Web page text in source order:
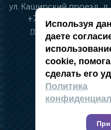
ул. Каширский проезд, д.
+7 (495) 134-41-83
moskva@vincci.ru
политика в
Используя
даете
cookie,
сделать его
Политика